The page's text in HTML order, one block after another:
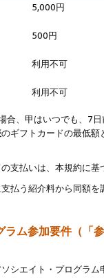
5,000円
500円
利用不可
利用不可
、甲はいつでも、7
のギフトカードの最低額
払いは、本規約に
う紹介料から同額を
ム参加要件（「参
エイト・プログラ